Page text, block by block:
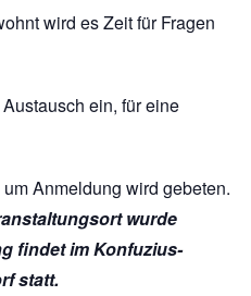
wird es Zeit für Fragen
ein, für eine
Anmeldung wird gebeten.
wurde
findet im Konfuzius-
statt.